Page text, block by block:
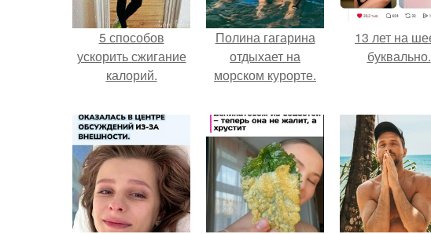
5 способов
ускорить сжигание
калорий.
Полина гагарина
отдыхает на
морском курорте.
13 лет на
буквально.